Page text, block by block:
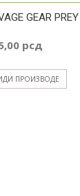
GEAR
рсд
ПРОИЗВОДЕ